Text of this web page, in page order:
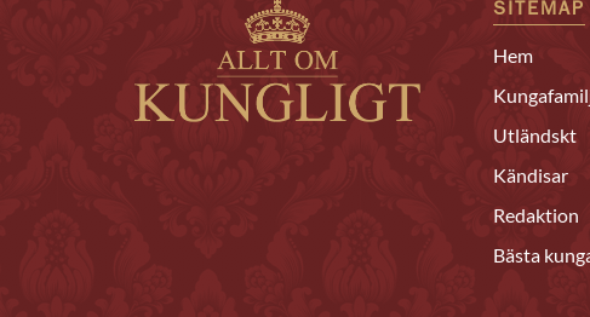
SITEMAP
Hem
Utländskt
Kändisar
Redaktion
Bästa